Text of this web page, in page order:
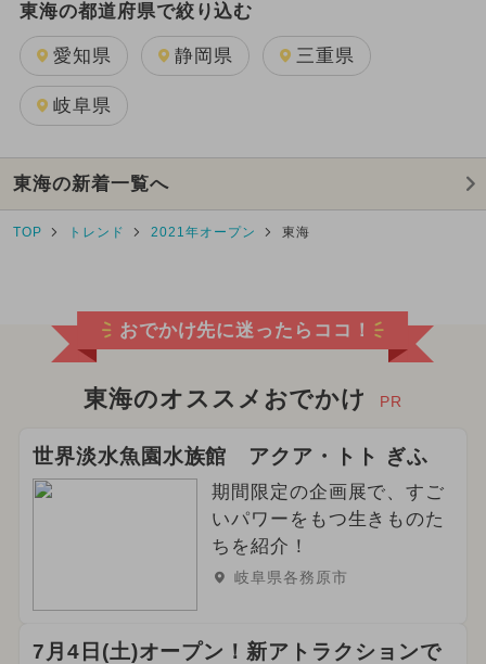
東海の都道府県で絞り込む
愛知県 静岡県 三重県
岐阜県
東海の新着一覧へ
TOP トレンド 2021年オープン 東海
おでかけ先に迷ったらココ！
東海のオススメおでかけ PR
世界淡水魚園水族館 アクア・トト ぎふ
期間限定の企画展で、すご
いパワーをもつ生きものた
ちを紹介！
岐阜県各務原市
7月4日(土)オープン！新アトラクションで